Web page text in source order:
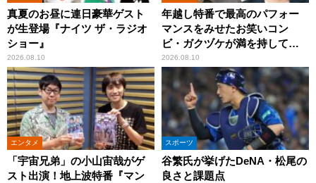
真夏のお昼に連日豪華ゲスト
が生登場『ナイツ ザ・ラジオ
ショー』
2026.08.10
年越し特番で最高のパフォー
マンスをみせたお笑いコン
ビ・ガクヅケが満を持して
『オールナイトニッポン
0(ZERO)』に登場！
2026.08.10
エンタメ
「宇宙兄弟」の小山宙哉がゲ
スト出演！地上波特番『マン
スポーツ
谷繁氏が挙げたDeNA・松尾の
良さと課題点